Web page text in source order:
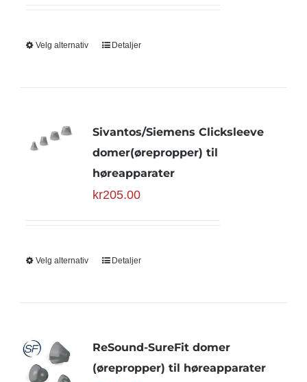
Velg alternativ Detaljer
Sivantos/Siemens Clicksleeve
domer(ørepropper) til
høreapparater
kr205.00
Velg alternativ Detaljer
ReSound-SureFit domer
(ørepropper) til høreapparater